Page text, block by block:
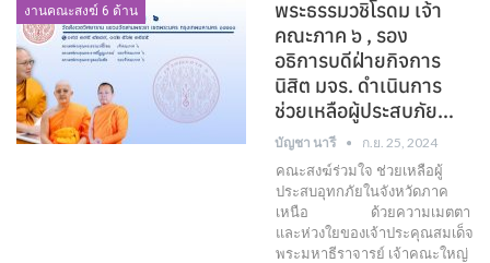
งานคณะสงฆ์ 6 ด้าน
พระธรรมวชิโรดม เจ้า
คณะภาค ๖ , รอง
อธิการบดีฝ่ายกิจการ
นิสิต มจร. ดำเนินการ
ช่วยเหลือผู้ประสบภัย…
บัญชา นารี ก.ย. 25, 2024
คณะสงฆ์ร่วมใจ ช่วยเหลือผู้
ประสบอุทกภัยในจังหวัดภาค
เหนือ ด้วยความเมตตา
และห่วงใยของเจ้าประคุณสมเด็จ
พระมหาธีราจารย์ เจ้าคณะใหญ่